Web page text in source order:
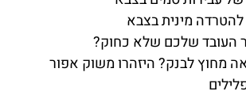
להטרדה מינית בצבא
העובד שלכם שלא כחוק?
מחוץ לבנק? היזהרו משוק אפור